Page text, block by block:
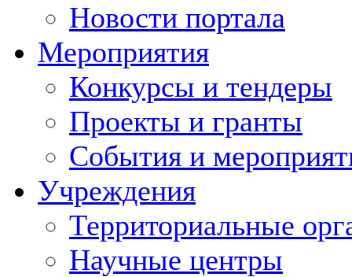
Новости портала
Мероприятия
Конкурсы и тендеры
Проекты и гранты
События и
Учреждения
Территориальные
Научные центры